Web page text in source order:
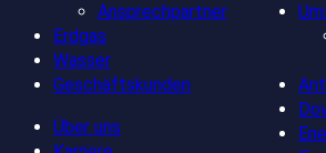
Ansprechpartner
Erdgas
Wasser
Geschäftskunden
Über uns